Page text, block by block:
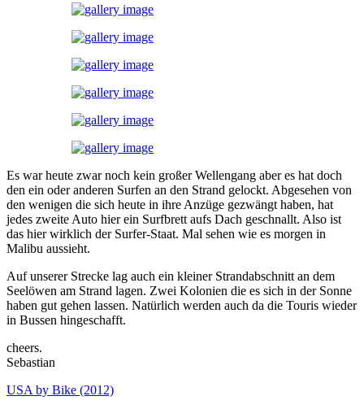
Es war heute zwar noch kein großer Wellengang aber es hat doch
den ein oder anderen Surfen an den Strand gelockt. Abgesehen von
den wenigen die sich heute in ihre Anzüge gezwängt haben, hat
jedes zweite Auto hier ein Surfbrett aufs Dach geschnallt. Also ist
das hier wirklich der Surfer-Staat. Mal sehen wie es morgen in
Malibu aussieht.
Auf unserer Strecke lag auch ein kleiner Strandabschnitt an dem
Seelöwen am Strand lagen. Zwei Kolonien die es sich in der Sonne
haben gut gehen lassen. Natürlich werden auch da die Touris wieder
in Bussen hingeschafft.
cheers.
Sebastian
USA by Bike (2012)